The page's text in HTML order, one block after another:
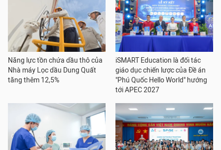
Năng lực tồn chứa dầu thô của
Nhà máy Lọc dầu Dung Quất
tăng thêm 12,5%
iSMART Education là đối tác
giáo dục chiến lược của Đề án
"Phú Quốc Hello World" hướng
tới APEC 2027